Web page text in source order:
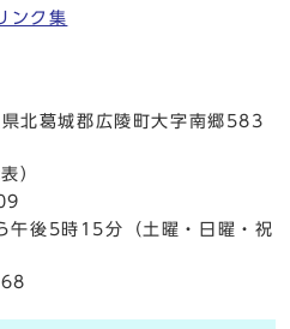
ンク集
北葛城郡広陵町大字南郷583
）
午後5時15分（土曜・日曜・祝